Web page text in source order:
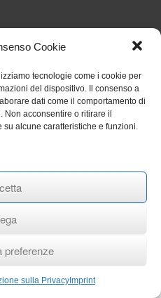
Cookie
tecnologie come i cookie per
del dispositivo. Il consenso a
dati come il comportamento di
acconsentire o ritirare il
alcune caratteristiche e funzioni.
preferenze
sulla Privacy Imprint
Luglio 2026
2026
RENTRI 29 Gennaio 2026
polizza per eventi
2017 by Toti Valerio 2026
Cookie